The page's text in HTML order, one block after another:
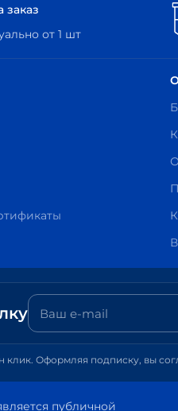
от 1 шт
клик. Оформляя подписку, вы
публичной